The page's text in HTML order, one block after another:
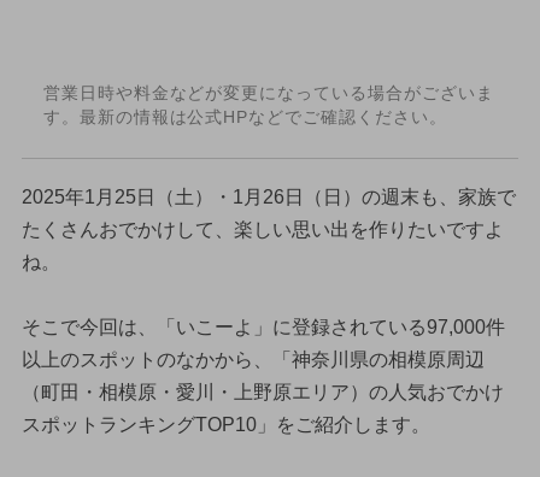
営業日時や料金などが変更になっている場合がございま
す。最新の情報は公式HPなどでご確認ください。
2025年1月25日（土）・1月26日（日）の週末も、家族で
たくさんおでかけして、楽しい思い出を作りたいですよ
ね。
そこで今回は、「いこーよ」に登録されている97,000件
以上のスポットのなかから、「神奈川県の相模原周辺
（町田・相模原・愛川・上野原エリア）の人気おでかけ
スポットランキングTOP10」をご紹介します。